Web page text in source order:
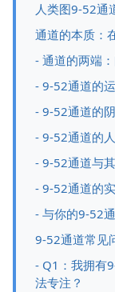
人类图9-52通
通道的本质：
- 通道的两端
- 9-52通道的
- 9-52通道的
- 9-52通道的
- 9-52通道与
- 9-52通道的
- 与你的9-52
9-52通道常见
- Q1：我拥有
法专注？